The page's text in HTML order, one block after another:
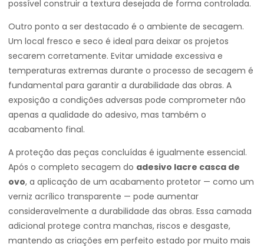
possível construir a textura desejada de forma controlada.
Outro ponto a ser destacado é o ambiente de secagem.
Um local fresco e seco é ideal para deixar os projetos
secarem corretamente. Evitar umidade excessiva e
temperaturas extremas durante o processo de secagem é
fundamental para garantir a durabilidade das obras. A
exposição a condições adversas pode comprometer não
apenas a qualidade do adesivo, mas também o
acabamento final.
A proteção das peças concluídas é igualmente essencial.
Após o completo secagem do adesivo lacre casca de
ovo, a aplicação de um acabamento protetor — como um
verniz acrílico transparente — pode aumentar
consideravelmente a durabilidade das obras. Essa camada
adicional protege contra manchas, riscos e desgaste,
mantendo as criações em perfeito estado por muito mais